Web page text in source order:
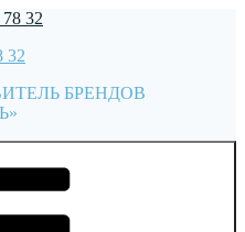
32
БРЕНДОВ